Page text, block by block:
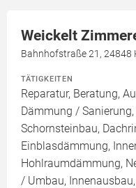
Weickelt
Bahnhofstraße 21, 24848
TÄTIGKEITEN
Reparatur, Beratung,
Dämmung /
Schornsteinbau,
Einblasdämmung,
Hohlraumdämmung,
/ Umbau,